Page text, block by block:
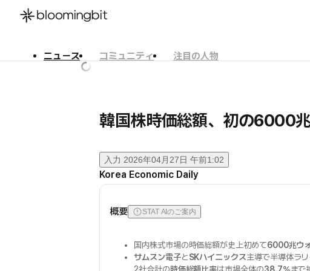
ニュース コミュニティ
注目の人物
韓国株時価総額、初の6000
入力 2026年04月27日 午前1:02
Korea Economic Daily
概要 STAT AIのご案内
国内株式市場の時価総額が史上初めて6000兆ウ
サムスン電子とSKハイニックス主導で半導体ラリ